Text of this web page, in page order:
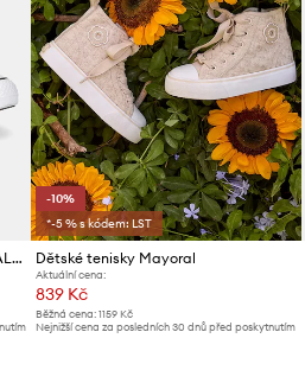
Kecky Converse CHUCK TAYLOR ALL STAR
-10%
*-5 % s kódem: LST
Dětské tenisky Mayoral
Aktuální cena:
839 Kč
Běžná cena: 1159 Kč
Nejnižší cena za posledních 30 dnů před poskytnutím